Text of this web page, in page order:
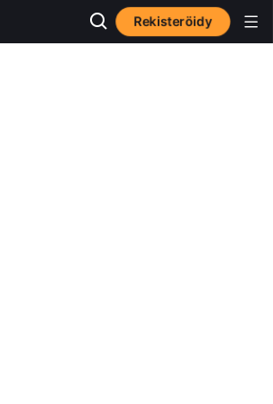
Rekisteröidy